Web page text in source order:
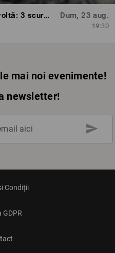
Margot Nash – Reverie și Revoltă: 3 scurtmetraje feminist-avangardiste Dum, 23 aug.
19:30
mai noi evenimente!
newsletter!
aici send
Condiții
GDPR